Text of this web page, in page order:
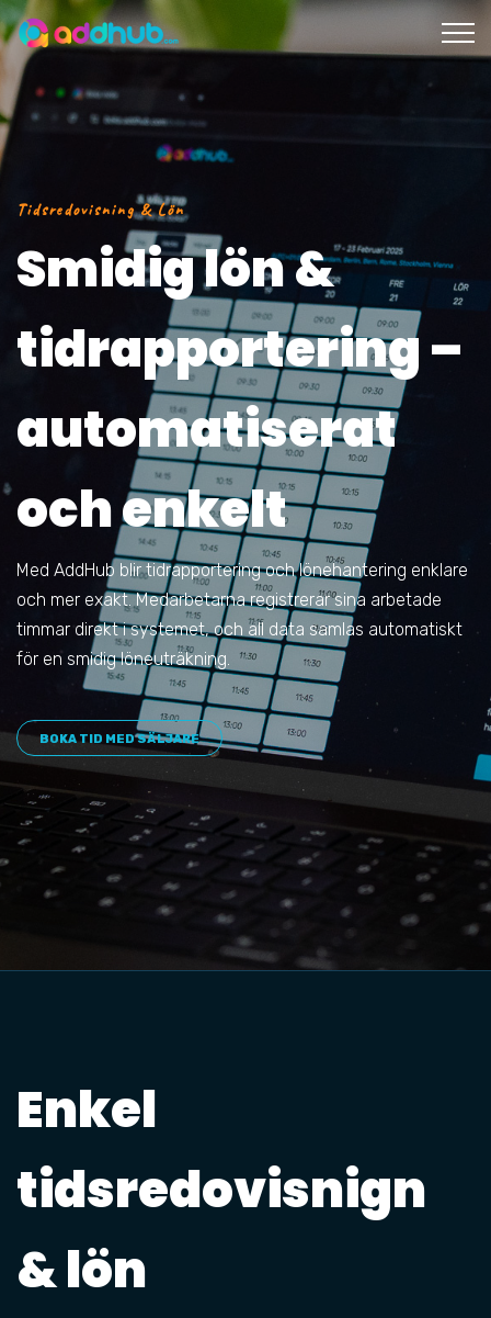
Tidsredovisning & Lön
Smidig lön &
tidrapportering –
automatiserat
och enkelt
Med AddHub blir tidrapportering och lönehantering enklare
och mer exakt. Medarbetarna registrerar sina arbetade
timmar direkt i systemet, och all data samlas automatiskt
för en smidig löneuträkning.
BOKA TID MED SÄLJARE
Enkel
tidsredovisnign
& lön